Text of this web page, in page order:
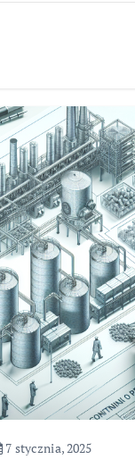
7 stycznia, 2025